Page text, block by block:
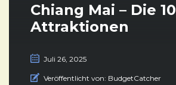
Chiang Mai – Die
Attraktionen
Juli 26, 2025
Veröffentlicht von: BudgetCatcher